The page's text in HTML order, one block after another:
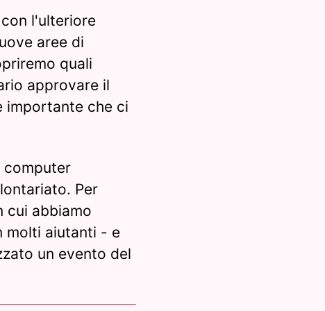
l'ulteriore
aree di
quali
approvare il
importante che ci
computer
Per
cui abbiamo
molti aiutanti - e
un evento del